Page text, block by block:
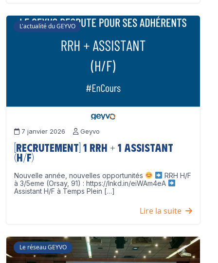
L'actualité du GEYVO
7 janvier 2026 Geyvo
[Recrutement] 1 RRH + 1 Assistant
(H/F)
Nouvelle année, nouvelles opportunités
RRH H/F
à 3/5eme (Orsay, 91) : https://lnkd.in/eiWAm4eA
Assistant H/F à Temps Plein […]
Lire la suite
Le réseau GEYVO